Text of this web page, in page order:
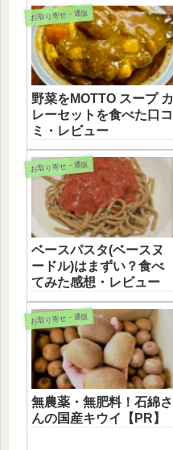
お取り寄せ・通販
野菜をMOTTO スープ カ
レーセットを食べた口コ
ミ・レビュー
お取り寄せ・通販
ベースパスタ(ベースヌ
ードル)はまずい？食べ
てみた感想・レビュー
お取り寄せ・通販
無農薬・無肥料！石綿さ
んの国産キウイ【PR】